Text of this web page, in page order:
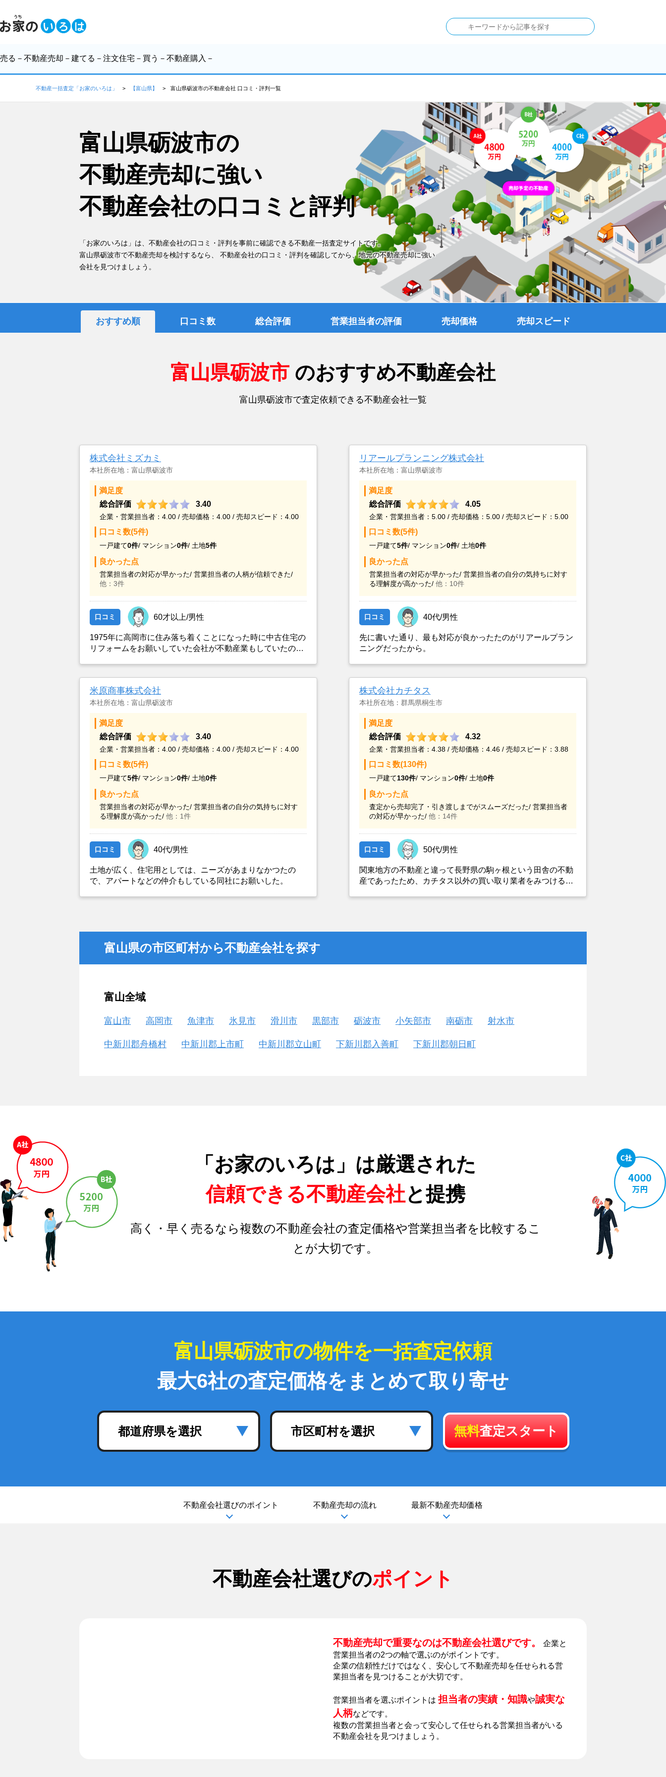
売る －不動産売却－ 建てる －注文住宅－ 買う －不動産購入－
不動産一括査定「お家のいろは」 【富山県】 富山県砺波市の不動産会社 口コミ・評判一覧
富山県砺波市の
不動産売却に強い
不動産会社の口コミと評判
「お家のいろは」は、不動産会社の口コミ・評判を事前に確認できる不動産一括査定サイトです。
富山県砺波市で不動産売却を検討するなら、 不動産会社の口コミ・評判を確認してから、地元の不動産売却に強い
会社を見つけましょう。
おすすめ順 口コミ数 総合評価 営業担当者の評価 売却価格 売却スピード
富山県砺波市 のおすすめ不動産会社
富山県砺波市で査定依頼できる不動産会社一覧
株式会社ミズカミ
本社所在地：富山県砺波市
満足度
総合評価
3.40
企業・営業担当者：4.00 / 売却価格：4.00 / 売却スピード：4.00
口コミ数(5件)
一戸建て0件/ マンション0件/ 土地5件
良かった点
営業担当者の対応が早かった/ 営業担当者の人柄が信頼できた/
他：3件
口コミ 60才以上/男性
1975年に高岡市に住み落ち着くことになった時に中古住宅の
リフォームをお願いしていた会社が不動産業もしていたの
リアールプランニング株式会社
本社所在地：富山県砺波市
満足度
総合評価
4.05
企業・営業担当者：5.00 / 売却価格：5.00 / 売却スピード：5.00
口コミ数(5件)
一戸建て5件/ マンション0件/ 土地0件
良かった点
営業担当者の対応が早かった/ 営業担当者の自分の気持ちに対す
る理解度が高かった/ 他：10件
口コミ 40代/男性
先に書いた通り、最も対応が良かったたのがリアールプラン
ニングだったから。
米原商事株式会社
本社所在地：富山県砺波市
満足度
総合評価
3.40
企業・営業担当者：4.00 / 売却価格：4.00 / 売却スピード：4.00
口コミ数(5件)
一戸建て5件/ マンション0件/ 土地0件
良かった点
営業担当者の対応が早かった/ 営業担当者の自分の気持ちに対す
る理解度が高かった/ 他：1件
口コミ 40代/男性
土地が広く、住宅用としては、ニーズがあまりなかつたの
で、アパートなどの仲介もしている同社にお願いした。
株式会社カチタス
本社所在地：群馬県桐生市
満足度
総合評価
4.32
企業・営業担当者：4.38 / 売却価格：4.46 / 売却スピード：3.88
口コミ数(130件)
一戸建て130件/ マンション0件/ 土地0件
良かった点
査定から売却完了・引き渡しまでがスムーズだった/ 営業担当者
の対応が早かった/ 他：14件
口コミ 50代/男性
関東地方の不動産と違って長野県の駒ヶ根という田舎の不動
産であったため、カチタス以外の買い取り業者をみつけるこ
富山県の市区町村から不動産会社を探す
富山全域
富山市 高岡市 魚津市 氷見市 滑川市 黒部市 砺波市 小矢部市 南砺市 射水市
中新川郡舟橋村 中新川郡上市町 中新川郡立山町 下新川郡入善町 下新川郡朝日町
「お家のいろは」は厳選された
信頼できる不動産会社と提携
高く・早く売るなら複数の不動産会社の査定価格や営業担当者を比較するこ
とが大切です。
富山県砺波市の物件を一括査定依頼
最大6社の査定価格をまとめて取り寄せ
都道府県を選択 市区町村を選択 無料査定スタート
不動産会社選びのポイント 不動産売却の流れ 最新不動産売却価格
不動産会社選びのポイント
不動産売却で重要なのは不動産会社選びです。
企業と
営業担当者の2つの軸で選ぶのがポイントです。
企業の信頼性だけではなく、安心して不動産売却を任せられる営
業担当者を見つけることが大切です。
営業担当者を選ぶポイントは 担当者の実績・知識や誠実な
人柄などです。
複数の営業担当者と会って安心して任せられる営業担当者がいる
不動産会社を見つけましょう。